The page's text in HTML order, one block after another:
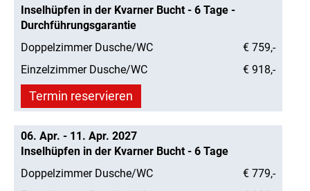
Inselhüpfen in der Kvarner Bucht - 6 Tage -
Durchführungsgarantie
Doppelzimmer Dusche/WC
€ 759,-
Einzelzimmer Dusche/WC
€ 918,-
Termin reservieren
06. Apr. - 11. Apr. 2027
Inselhüpfen in der Kvarner Bucht - 6 Tage
Doppelzimmer Dusche/WC
€ 779,-